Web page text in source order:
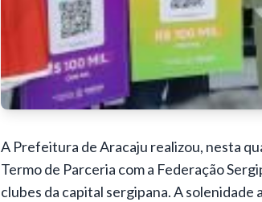
A Prefeitura de Aracaju realizou, nesta
Termo de Parceria com a Federação
clubes da capital sergipana. A